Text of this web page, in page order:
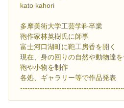
kato kahori
多摩美術大学工芸学科卒業
鞄作家林英樹氏に師事
富士河口湖町に鞄工房香を開く
現在、身の回りの自然や動物達
鞄や小物を制作
各処、ギャラリー等で作品発表